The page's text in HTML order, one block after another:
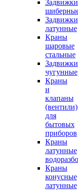
Задвижки
Задвижки
латунные
Краны
шаровые
стальные
Задвижки
чугунные
Краны
и
клапаны
(вентили)
для
бытовых
приборов
Краны
латунные
Краны
конусные
латунные